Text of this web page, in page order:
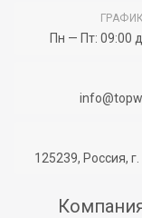
Пн — Пт: 09:00
125239, Россия,